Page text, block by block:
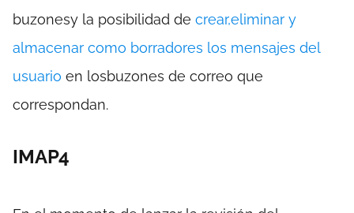
buzonesy la posibilidad de crear,eliminar y
almacenar como borradores los mensajes del
usuario en losbuzones de correo que
correspondan.
IMAP4